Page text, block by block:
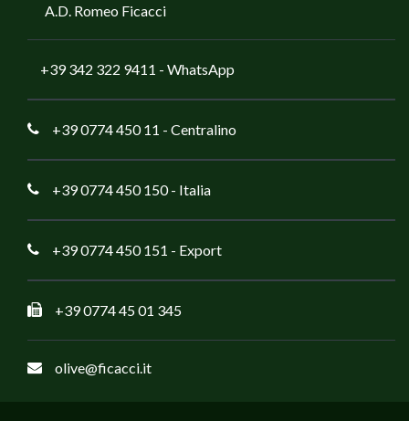
A.D. Romeo Ficacci
+39 342 322 9411 - WhatsApp
+39 0774 450 11 - Centralino
+39 0774 450 150- Italia
+39 0774 450 151 - Export
+39 0774 45 01 345
olive@ficacci.it